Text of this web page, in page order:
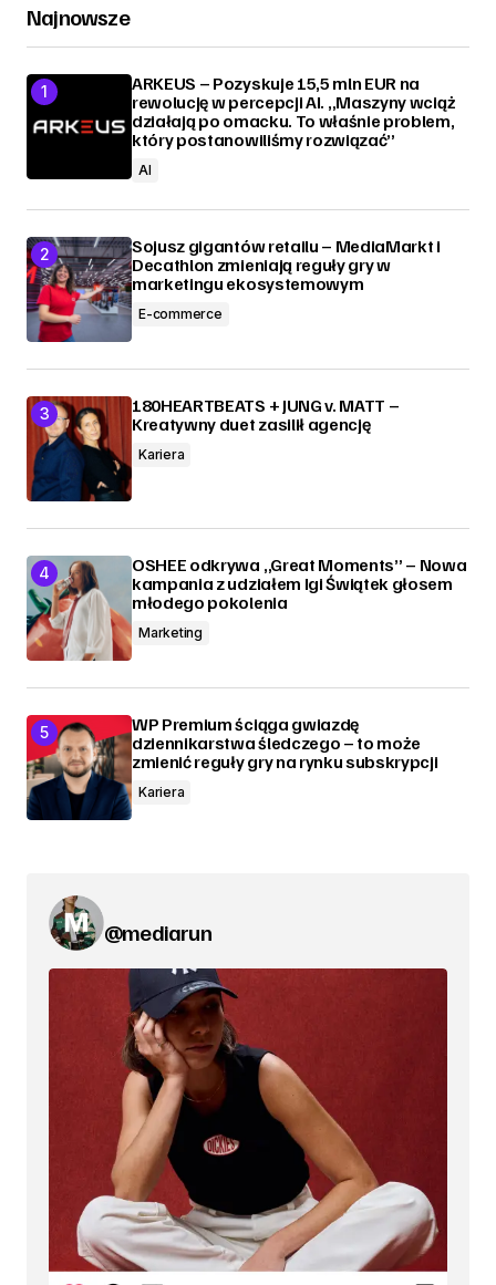
Najnowsze
ARKEUS – Pozyskuje 15,5 mln EUR na
rewolucję w percepcji AI. „Maszyny wciąż
działają po omacku. To właśnie problem,
który postanowiliśmy rozwiązać”
AI
Sojusz gigantów retailu – MediaMarkt i
Decathlon zmieniają reguły gry w
marketingu ekosystemowym
E-commerce
180HEARTBEATS + JUNG v. MATT –
Kreatywny duet zasilił agencję
Kariera
OSHEE odkrywa „Great Moments” – Nowa
kampania z udziałem Igi Świątek głosem
młodego pokolenia
Marketing
WP Premium ściąga gwiazdę
dziennikarstwa śledczego – to może
zmienić reguły gry na rynku subskrypcji
Kariera
@mediarun